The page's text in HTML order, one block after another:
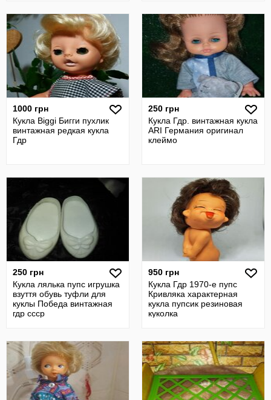
1000 грн
Кукла Biggi Бигги пухлик
винтажная редкая кукла
Гдр
250 грн
Кукла Гдр. винтажная кукла
ARI Германия оригинал
клеймо
250 грн
Кукла лялька пупс игрушка
взуття обувь туфли для
куклы Победа винтажная
гдр ссср
950 грн
Кукла Гдр 1970-е пупс
Кривляка характерная
кукла пупсик резиновая
куколка